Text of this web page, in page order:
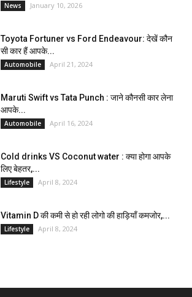
News January 10, 2026
Toyota Fortuner vs Ford Endeavour: देखें कौन
सी कार हैं आपके...
Automobile April 21, 2024
Maruti Swift vs Tata Punch : जाने कौनसी कार लेना
आपके...
Automobile April 16, 2024
Cold drinks VS Coconut water : क्या होगा आपके
लिए बेहतर,...
Lifestyle April 8, 2024
Vitamin D की कमी से हो रही लोगो की हाड़ियाँ कमजोर,...
Lifestyle April 8, 2024